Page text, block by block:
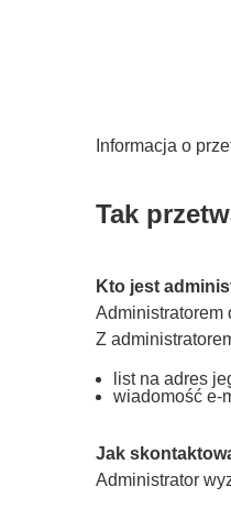
Informacja o
Tak
Kto jest
Administratorem
Z
list na adres
wiadomość e-
Jak
Administrator